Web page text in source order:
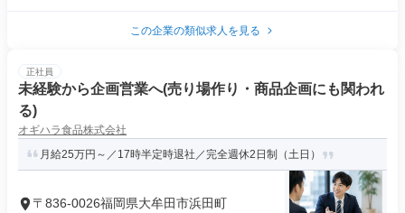
この企業の類似求人を見る
正社員
未経験から企画営業へ(売り場作り・商品企画にも関われ
る)
オギハラ食品株式会社
月給25万円～／17時半定時退社／完全週休2日制（土日）
〒836-0026福岡県大牟田市浜田町